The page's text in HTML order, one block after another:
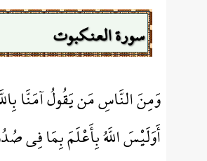
سورة العنكبوت
وَمِنَ النَّاسِ مَن يَقُولُ آمَنَّا
أَوَلَيْسَ اللَّهُ بِأَعْلَمَ بِمَا فِي